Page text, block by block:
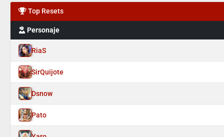
Top Resets
Personaje
RiaS
SirQuijote
Dsnow
Pato